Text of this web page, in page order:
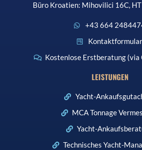
Büro Kroatien: Mihovilici 16C,
+43 664
Kontaktformular
Kostenlose Erstberatung (via
LEISTUNGEN
Yacht-
MCA Tonnage
Yacht-
Technisches Yacht-